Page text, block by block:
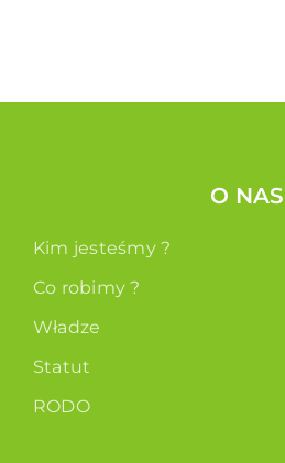
O NAS
Kim jesteśmy ?
Co robimy ?
Władze
Statut
RODO